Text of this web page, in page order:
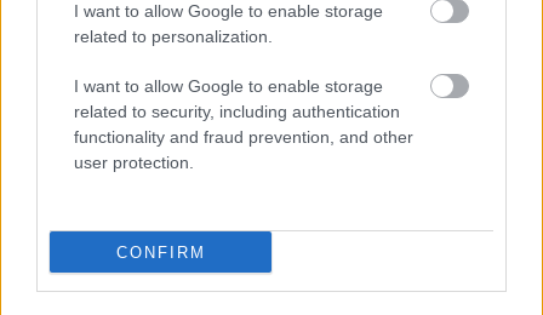
I want to allow Google to enable storage
related to personalization.
I want to allow Google to enable storage
related to security, including authentication
functionality and fraud prevention, and other
user protection.
CONFIRM
ANDREY SANTOSRÓL